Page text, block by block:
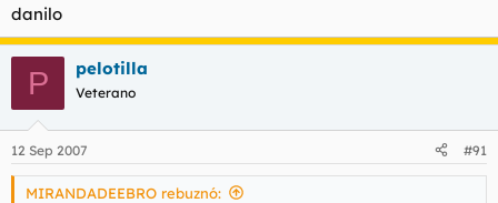
danilo
P pelotilla
Veterano
12 Sep 2007 #91
MIRANDADEEBRO rebuznó: